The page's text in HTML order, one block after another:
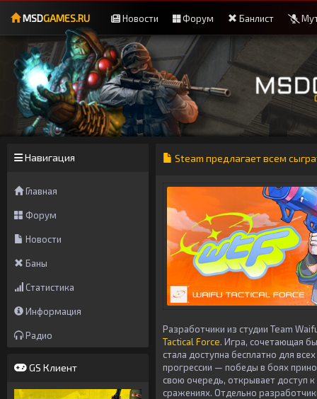
MSDGAMES.RU Новости Форум Банлист
Навигация
Главная
Форум
Новости
Баны
Статистика
Информация
Радио
GS Клиент
Steam предлагает всем
Разработчики из студии Team
Tactical Force. Игра, сочетающая
стала доступна бесплатно для
прогрессии — победы в боях
свою очередь, открывает доступ
сражениях. Отдельно